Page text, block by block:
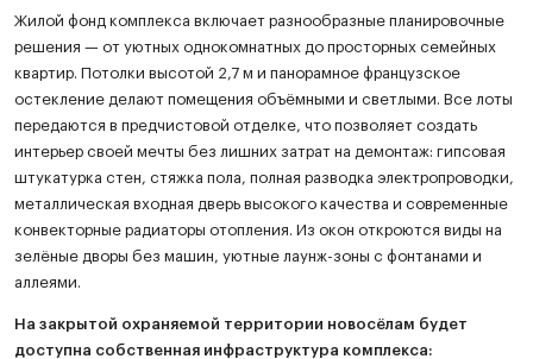
Жилой фонд комплекса включает разнообразные планировочные
решения — от уютных однокомнатных до просторных семейных
квартир. Потолки высотой 2,7 м и панорамное французское
остекление делают помещения объёмными и светлыми. Все лоты
передаются в предчистовой отделке, что позволяет создать
интерьер своей мечты без лишних затрат на демонтаж: гипсовая
штукатурка стен, стяжка пола, полная разводка электропроводки,
металлическая входная дверь высокого качества и современные
конвекторные радиаторы отопления. Из окон откроются виды на
зелёные дворы без машин, уютные лаунж-зоны с фонтанами и
аллеями.
На закрытой охраняемой территории новосёлам будет
доступна собственная инфраструктура комплекса: